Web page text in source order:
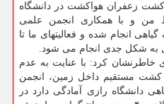
زعفران هواکشت در دانشگاه
و با همکاری انجمن علمی
انجام شده و فعالیتهای ما تا
شکل جدی انجام می شود.
خاطرنشان کرد: با عنایت به عدم
مستقیم داخل زمین، انجمن
دانشگاه رازی آمادگی دارد در